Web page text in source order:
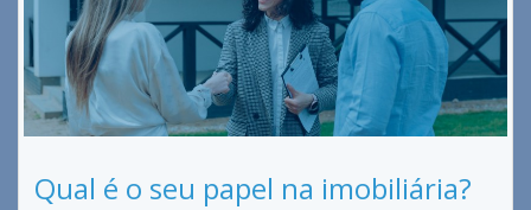
Qual é o seu papel na imobiliária?